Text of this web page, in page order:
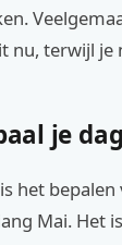
nu, terwijl
je
het
Mai. Het